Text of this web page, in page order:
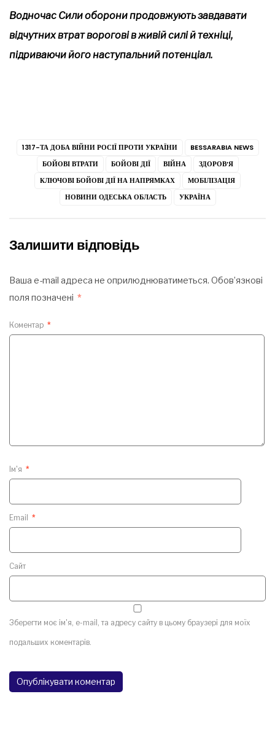
Водночас Сили оборони продовжують завдавати
відчутних втрат ворогові в живій силі й техніці,
підриваючи його наступальний потенціал.
1317-ТА ДОБА ВІЙНИ РОСІЇ ПРОТИ УКРАЇНИ
BESSARABIA NEWS
БОЙОВІ ВТРАТИ
БОЙОВІ ДІЇ ВІЙНА
ЗДОРОВ’Я
КЛЮЧОВІ БОЙОВІ ДІЇ НА НАПРЯМКАХ
МОБІЛІЗАЦІЯ
НОВИНИ ОДЕСЬКА ОБЛАСТЬ
УКРАЇНА
Залишити відповідь
Ваша e-mail адреса не оприлюднюватиметься. Обов’язкові
поля позначені *
Коментар *
Ім'я *
Email *
Сайт
Зберегти моє ім'я, e-mail, та адресу сайту в цьому браузері для моїх
подальших коментарів.